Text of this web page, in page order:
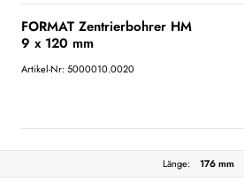
FORMAT Zentrierbohrer HM
9 x 120 mm
Artikel-Nr: 5000010.0020
Länge: 176 mm